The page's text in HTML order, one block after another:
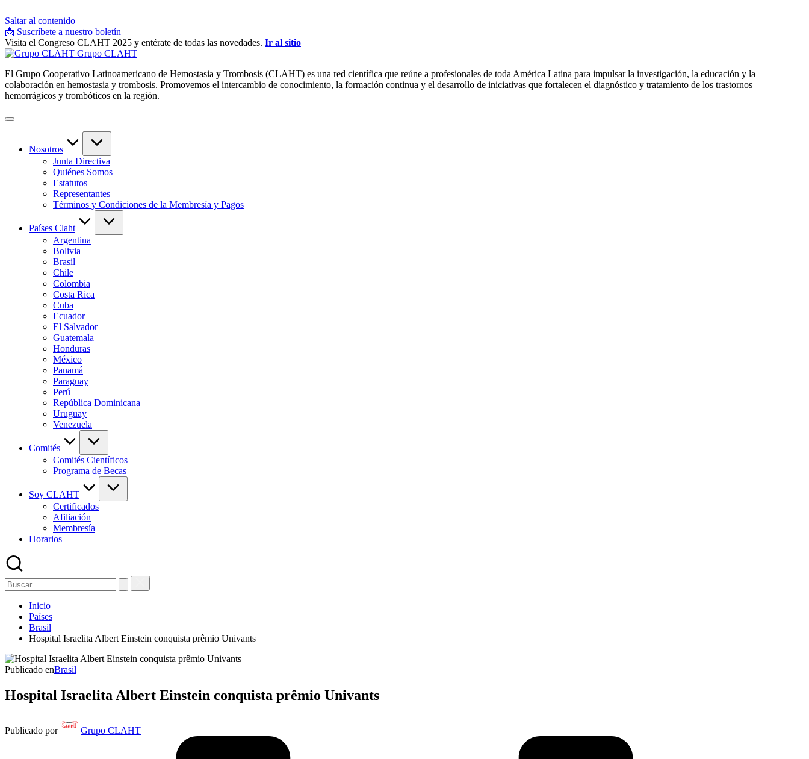
Saltar al contenido
📩 Suscríbete a nuestro boletín
Visita el Congreso CLAHT 2025 y entérate de todas las novedades. Ir al sitio
Grupo CLAHT
El Grupo Cooperativo Latinoamericano de Hemostasia y Trombosis (CLAHT) es una red científica que reúne a profesionales de toda América Latina para impulsar la investigación, la educación y la
colaboración en hemostasia y trombosis. Promovemos el intercambio de conocimiento, la formación continua y el desarrollo de iniciativas que fortalecen el diagnóstico y tratamiento de los trastornos
hemorrágicos y trombóticos en la región.
Nosotros
Junta Directiva
Quiénes Somos
Estatutos
Representantes
Términos y Condiciones de la Membresía y Pagos
Países Claht
Argentina
Bolivia
Brasil
Chile
Colombia
Costa Rica
Cuba
Ecuador
El Salvador
Guatemala
Honduras
México
Panamá
Paraguay
Perú
República Dominicana
Uruguay
Venezuela
Comités
Comités Científicos
Programa de Becas
Soy CLAHT
Certificados
Afiliación
Membresía
Horarios
Inicio
Países
Brasil
Hospital Israelita Albert Einstein conquista prêmio Univants
Publicado enBrasil
Hospital Israelita Albert Einstein conquista prêmio Univants
Publicado por Grupo CLAHT